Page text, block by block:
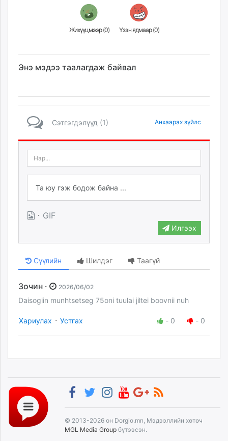
Жихүүцмээр (0) Үзэн ядмаар (0)
Энэ мэдээ таалагдаж байвал
Сэтгэгдэлүүд (1) Анхаарах зүйлс
· GIF
Илгээх
Сүүлийн Шилдэг Таагүй
Зочин · 2026/06/02
Daisogiin munhtsetseg 75oni tuulai jiltei boovnii nuh
Хариулах · Устгах - 0 - 0
© 2013-2026 он Dorgio.mn, Мэдээллийн хөтөч
MGL Media Group бүтээсэн.